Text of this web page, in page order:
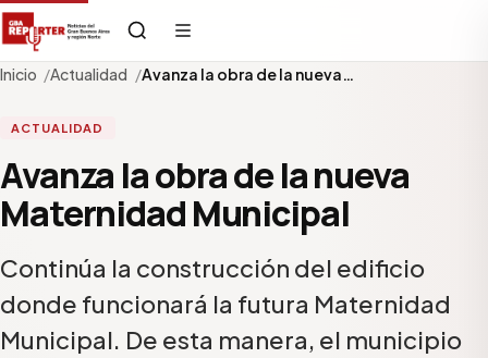
Inicio Actualidad Avanza la obra de la nueva…
ACTUALIDAD
Avanza la obra de la nueva
Maternidad Municipal
Continúa la construcción del edificio
donde funcionará la futura Maternidad
Municipal. De esta manera, el municipio